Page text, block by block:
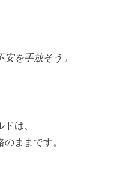
安を手放そう」
は、
ままです。